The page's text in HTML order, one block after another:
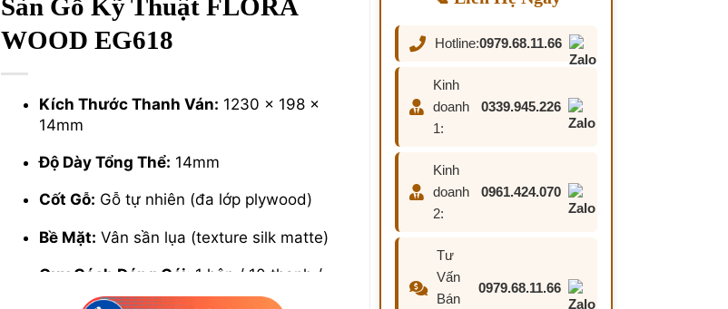
Hotline:0979.68.11.66
Kinh
doanh
1:
0339.945.226
Kinh
doanh
2:
0961.424.070
Tư
Vấn
Bán
0979.68.11.66
Sàn Gỗ Kỹ Thuật FLORA
WOOD EG618
Kích Thước Thanh Ván: 1230 x 198 x
14mm
Độ Dày Tổng Thể: 14mm
Cốt Gỗ: Gỗ tự nhiên (đa lớp plywood)
Bề Mặt: Vân sần lụa (texture silk matte)
Quy Cách Đóng Gói: 1 hộp / 10 thanh /
2.4354 m²